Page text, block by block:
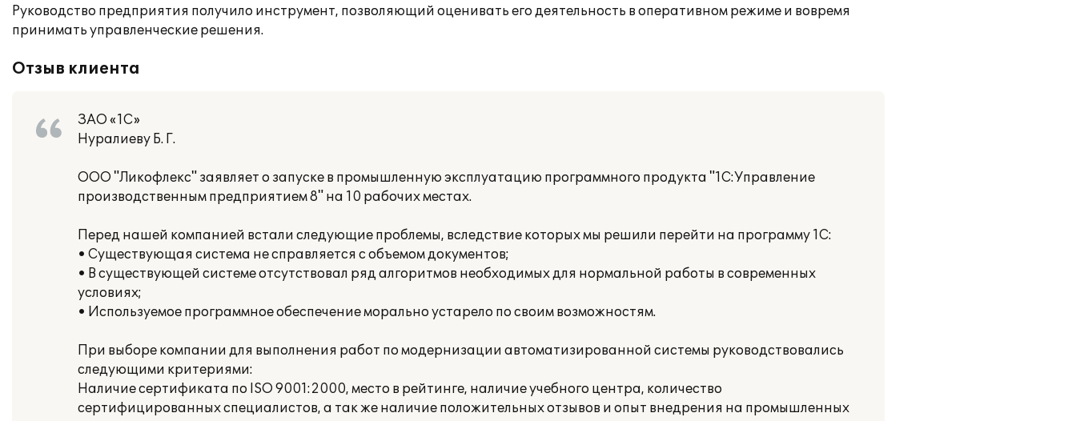
Руководство предприятия получило инструмент, позволяющий оценивать его деятельность в оперативном режиме и вовремя
принимать управленческие решения.
Отзыв клиента
ЗАО «1С»
Нуралиеву Б. Г.
ООО "Ликофлекс" заявляет о запуске в промышленную эксплуатацию программного продукта "1С:Управление
производственным предприятием 8" на 10 рабочих местах.
Перед нашей компанией встали следующие проблемы, вследствие которых мы решили перейти на программу 1С:
• Существующая система не справляется с объемом документов;
• В существующей системе отсутствовал ряд алгоритмов необходимых для нормальной работы в современных
условиях;
• Используемое программное обеспечение морально устарело по своим возможностям.
При выборе компании для выполнения работ по модернизации автоматизированной системы руководствовались
следующими критериями:
Наличие сертификата по ISO 9001:2000, место в рейтинге, наличие учебного центра, количество
сертифицированных специалистов, а так же наличие положительных отзывов и опыт внедрения на промышленных